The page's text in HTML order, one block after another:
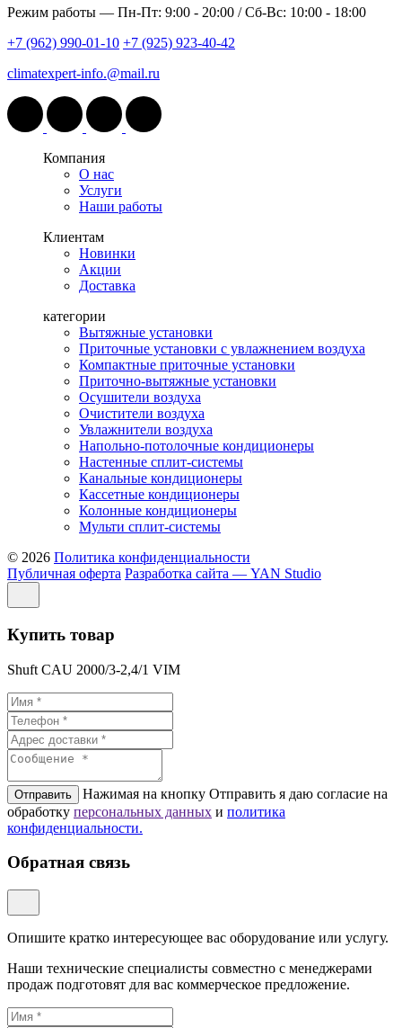
Режим работы — Пн-Пт: 9:00 - 20:00 / Сб-Вс: 10:00 - 18:00
+7 (962) 990-01-10 +7 (925) 923-40-42
climatexpert-info.@mail.ru
Компания
О нас
Услуги
Наши работы
Клиентам
Новинки
Акции
Доставка
категории
Вытяжные установки
Приточные установки с увлажнением воздуха
Компактные приточные установки
Приточно-вытяжные установки
Осушители воздуха
Очистители воздуха
Увлажнители воздуха
Напольно-потолочные кондиционеры
Настенные сплит-системы
Канальные кондиционеры
Кассетные кондиционеры
Колонные кондиционеры
Мульти сплит-системы
© 2026 Политика конфиденциальности
Публичная оферта Разработка сайта — YAN Studio
Купить товар
Shuft CAU 2000/3-2,4/1 VIM
Отправить
Нажимая на кнопку Отправить я даю согласие на
обработку персональных данных и политикa
конфиденциальности.
Обратная связь
Опишите кратко интересующее вас оборудование или услугу.
Наши технические специалисты совместно с менеджерами
продаж подготовят для вас коммерческое предложение.